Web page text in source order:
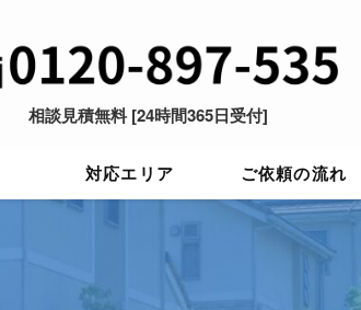
相談見積無料 [24時間365日受付]
対応エリア ご依頼の流れ